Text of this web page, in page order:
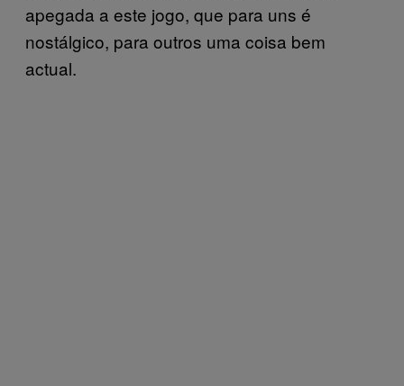
apegada a este jogo, que para uns é
nostálgico, para outros uma coisa bem
actual.